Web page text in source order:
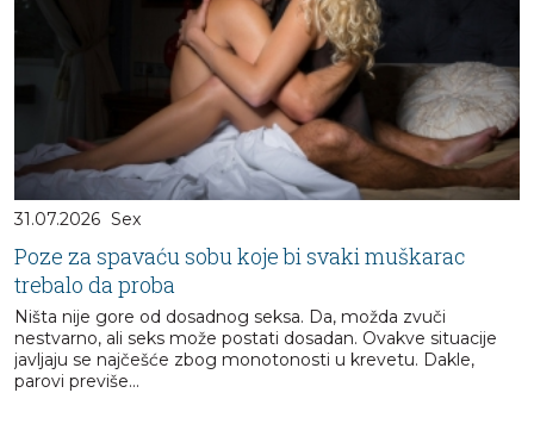
31.07.2026 Sex
Poze za spavaću sobu koje bi svaki muškarac
trebalo da proba
Ništa nije gore od dosadnog seksa. Da, možda zvuči
nestvarno, ali seks može postati dosadan. Ovakve situacije
javljaju se najčešće zbog monotonosti u krevetu. Dakle,
parovi previše...